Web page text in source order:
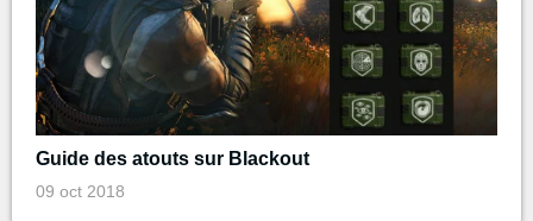
Guide des atouts sur Blackout
09 oct 2018